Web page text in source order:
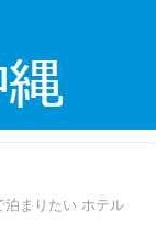
泊まりたい ホテル